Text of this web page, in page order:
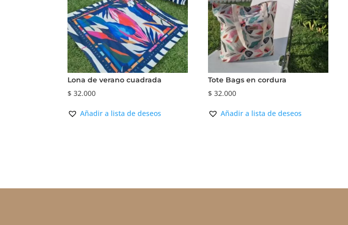
Lona de verano cuadrada
$ 32.000
Añadir a lista de deseos
Tote Bags en cordura
$ 32.000
Añadir a lista de deseos